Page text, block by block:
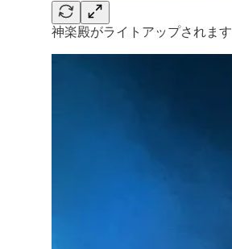
神楽殿がライトアップされます